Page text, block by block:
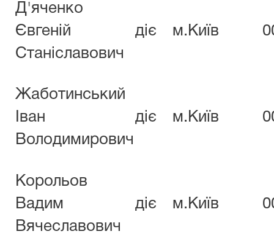
Д'яченко
Євгеній
Станіславович
діє м.Київ
Жаботинський
Іван
Володимирович
діє м.Київ
Корольов
Вадим
Вячеславович
діє м.Київ